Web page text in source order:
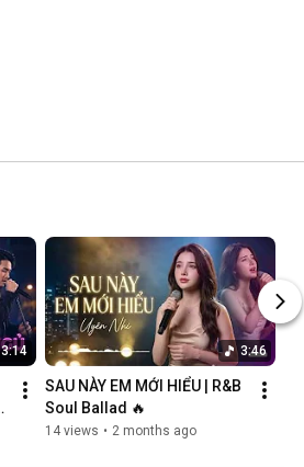
3:14 3:46
SAU NÀY EM MỚI HIỂU | R&B
Soul Ballad 🔥
14 views • 2 months ago